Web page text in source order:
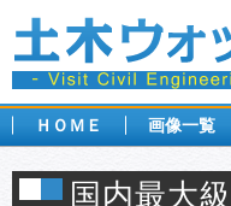
ＨＯＭＥ 画像一覧
国内最大